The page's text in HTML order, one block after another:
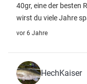
40gr, eine der besten
wirst du viele Jahre
vor 6 Jahre
HechKaiser